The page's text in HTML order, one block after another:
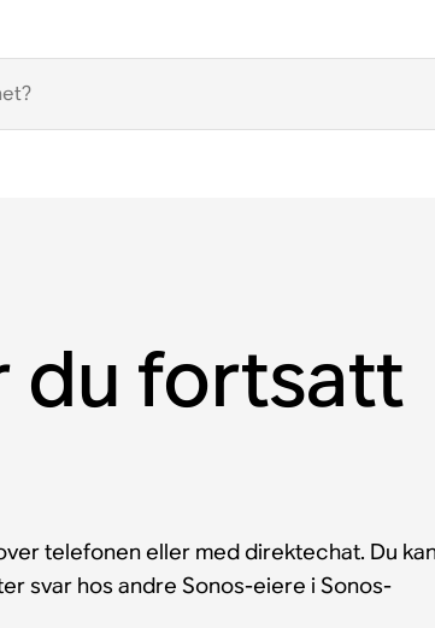
du fortsatt
telefonen eller med direktechat. Du
svar hos andre Sonos-eiere i Sonos-